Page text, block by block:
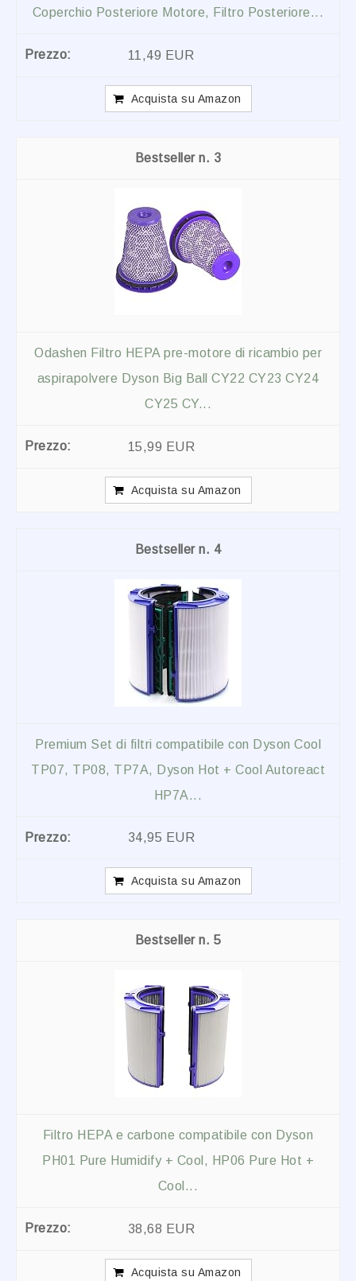
Coperchio Posteriore Motore, Filtro Posteriore...
11,49 EUR
Acquista su Amazon
3
Odashen Filtro HEPA pre-motore di ricambio per
aspirapolvere Dyson Big Ball CY22 CY23 CY24
CY25 CY...
15,99 EUR
Acquista su Amazon
4
Premium Set di filtri compatibile con Dyson Cool
TP07, TP08, TP7A, Dyson Hot + Cool Autoreact
HP7A...
34,95 EUR
Acquista su Amazon
5
Filtro HEPA e carbone compatibile con Dyson
PH01 Pure Humidify + Cool, HP06 Pure Hot +
Cool...
38,68 EUR
Acquista su Amazon